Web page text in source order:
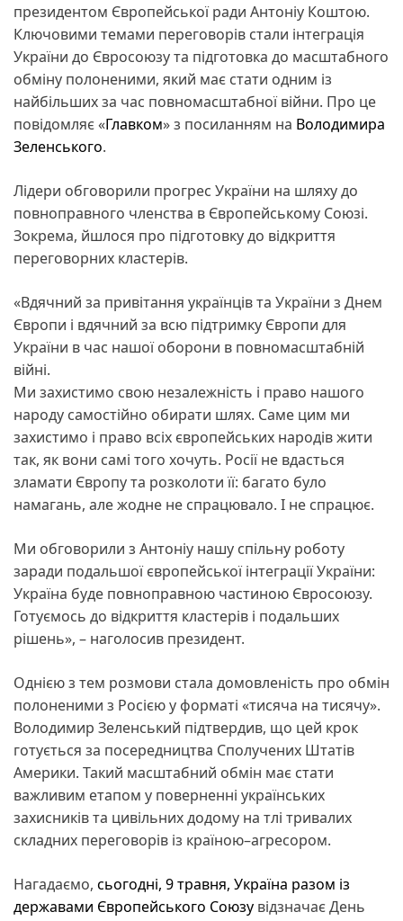
президентом Європейської ради Антоніу Коштою.
Ключовими темами переговорів стали інтеграція
України до Євросоюзу та підготовка до масштабного
обміну полоненими, який має стати одним із
найбільших за час повномасштабної війни. Про це
повідомляє «Главком» з посиланням на Володимира
Зеленського.
Лідери обговорили прогрес України на шляху до
повноправного членства в Європейському Союзі.
Зокрема, йшлося про підготовку до відкриття
переговорних кластерів.
«Вдячний за привітання українців та України з Днем
Європи і вдячний за всю підтримку Європи для
України в час нашої оборони в повномасштабній
війні.
Ми захистимо свою незалежність і право нашого
народу самостійно обирати шлях. Саме цим ми
захистимо і право всіх європейських народів жити
так, як вони самі того хочуть. Росії не вдасться
зламати Європу та розколоти її: багато було
намагань, але жодне не спрацювало. І не спрацює.
Ми обговорили з Антоніу нашу спільну роботу
заради подальшої європейської інтеграції України:
Україна буде повноправною частиною Євросоюзу.
Готуємось до відкриття кластерів і подальших
рішень», – наголосив президент.
Однією з тем розмови стала домовленість про обмін
полоненими з Росією у форматі «тисяча на тисячу».
Володимир Зеленський підтвердив, що цей крок
готується за посередництва Сполучених Штатів
Америки. Такий масштабний обмін має стати
важливим етапом у поверненні українських
захисників та цивільних додому на тлі тривалих
складних переговорів із країною–агресором.
Нагадаємо, сьогодні, 9 травня, Україна разом із
державами Європейського Союзу відзначає День